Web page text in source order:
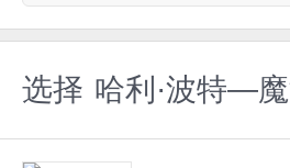
选择 哈利·波特—